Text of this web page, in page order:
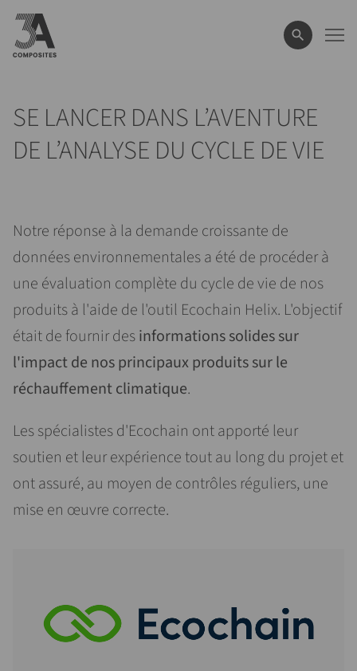
le
terme
de
SE LANCER DANS L’AVENTURE
DE L’ANALYSE DU CYCLE DE VIE
Notre réponse à la demande croissante de
données environnementales a été de procéder à
une évaluation complète du cycle de vie de nos
produits à l'aide de l'outil Ecochain Helix. L'objectif
était de fournir desinformations solides sur
l'impact de nos principaux produits sur le
réchauffement climatique.
Les spécialistes d'Ecochain ont apporté leur
soutien et leur expérience tout au long du projet et
ont assuré, au moyen de contrôles réguliers, une
mise en œuvre correcte.